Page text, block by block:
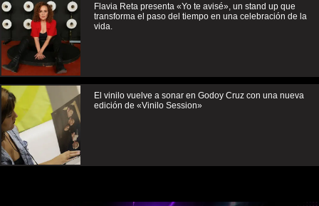
Flavia Reta presenta «Yo te avisé», un stand up que
transforma el paso del tiempo en una celebración de la
vida.
El vinilo vuelve a sonar en Godoy Cruz con una nueva
edición de «Vinilo Session»